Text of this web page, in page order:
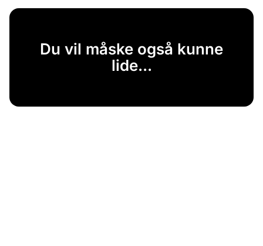
Du vil måske også kunne
lide...